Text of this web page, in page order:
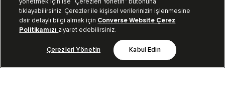
Kurumsal
Bizi Takip Et
tıklayabilirsiniz. Çerezler ile kişisel verilerinizin işlenmesine
dair detaylı bilgi almak için Converse Website Çerez
Politikamızı ziyaret edebilirsiniz.
Çerezleri Yönetin Kabul Edin